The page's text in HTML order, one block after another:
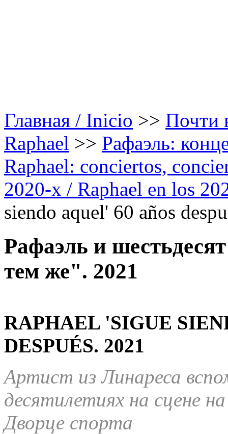
Главная / Inicio >> Почти
Raphael >> Рафаэль:
Raphael: conciertos,
2020-х / Raphael en los
siendo aquel' 60 años
Рафаэль и
тем же". 2021
RAPHAEL 'SIGUE
DESPUÉS. 2021
Артист из Линареса
десятилетиях на сцене
Дворце спорта